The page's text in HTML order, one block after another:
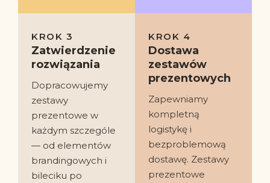
KROK 3
Zatwierdzenie
rozwiązania
Dopracowujemy
zestawy
prezentowe w
każdym szczególe
— od elementów
brandingowych i
bileciku po
KROK 4
Dostawa
zestawów
prezentowych
Zapewniamy
kompletną
logistykę i
bezproblemową
dostawę. Zestawy
prezentowe